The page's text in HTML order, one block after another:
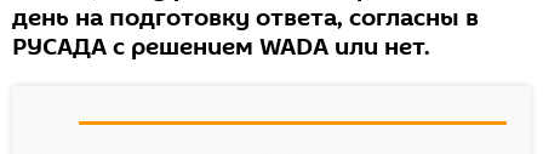
день на подготовку ответа, согласны в
РУСАДА с решением WADA или нет.